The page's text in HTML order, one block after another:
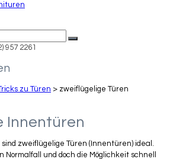
957 2261
zu Türen > zweiflügelige Türen
Innentüren
zweiflügelige Türen (Innentüren) ideal.
und doch die Möglichkeit schnell